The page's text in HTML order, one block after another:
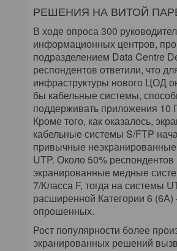
РЕШЕНИЯ НА ВИТОЙ
В ходе опроса 300
информационных центров,
подразделением Data Centre
респондентов ответили, что
инфраструктуры нового ЦОД
бы кабельные системы,
поддерживать приложения 10
Кроме того, как оказалось,
кабельные системы S/FTP
привычные
UTP. Около 50%
экранированные медные
7/Класса F, тогда на системы
расширенной Категории 6
опрошенных.
Рост популярности более
экранированных решений